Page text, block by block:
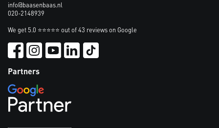
info@baasenbaas.nl
020-2148939
We get 5.0 ⭐⭐⭐⭐⭐ out of 43 reviews on Google
Partners